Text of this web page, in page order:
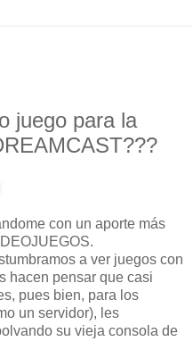
juego para la
con un aporte más
.
a ver juegos con
hacen pensar que casi
pues bien, para los
un servidor), les
su vieja consola de